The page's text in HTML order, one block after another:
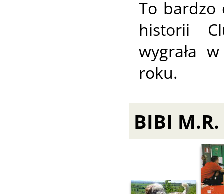
To bardzo
historii
wygrała
roku.
BIBI